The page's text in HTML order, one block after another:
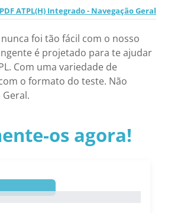
ATPL(H) Integrado - Navegação Geral
foi tão fácil com o nosso
é projetado para te ajudar
Com uma variedade de
o formato do teste. Não
os agora!